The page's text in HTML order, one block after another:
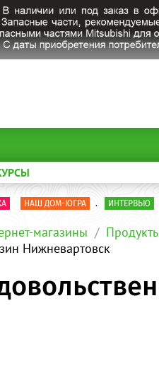
НАШ ДОМ-ЮГРА . ИНТЕРВЬЮ
магазины
Нижневартовск